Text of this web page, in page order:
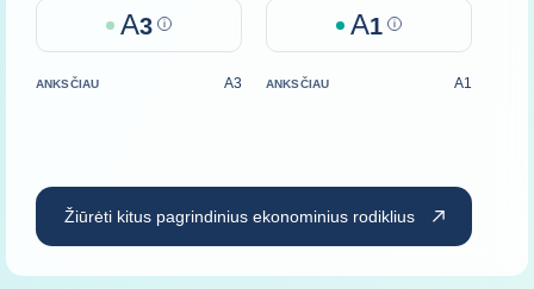
A3 Help A1 Help
ANKSČIAU A3 ANKSČIAU A1
Žiūrėti kitus pagrindinius ekonominius rodiklius